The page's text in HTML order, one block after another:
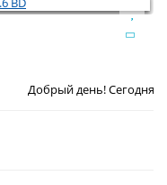
день! СегодняПятница 7